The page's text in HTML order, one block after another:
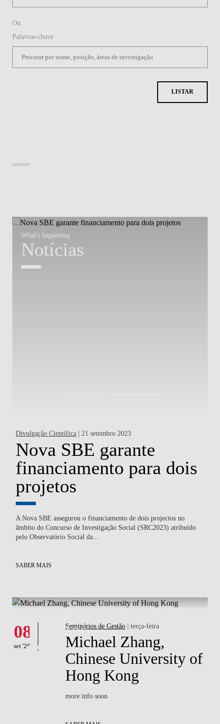
Ou
Palavras-chave
LISTAR
What's happening
Notícias
Divulgação Científica | 21 setembro 2023
Nova SBE garante
financiamento para dois
projetos
A Nova SBE assegurou o financiamento de dois projectos no
âmbito do Concurso de Investigação Social (SRC2023) atribuído
pelo Observatório Social da...
SABER MAIS
Eventos
08
set '26
Seminários de Gestão | terça-feira
Michael Zhang,
Chinese University of
Hong Kong
more info soon